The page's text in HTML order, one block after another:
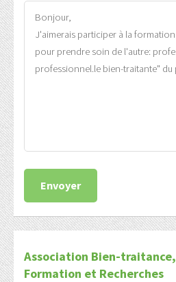
Association Bien-traitance,
Formation et Recherches